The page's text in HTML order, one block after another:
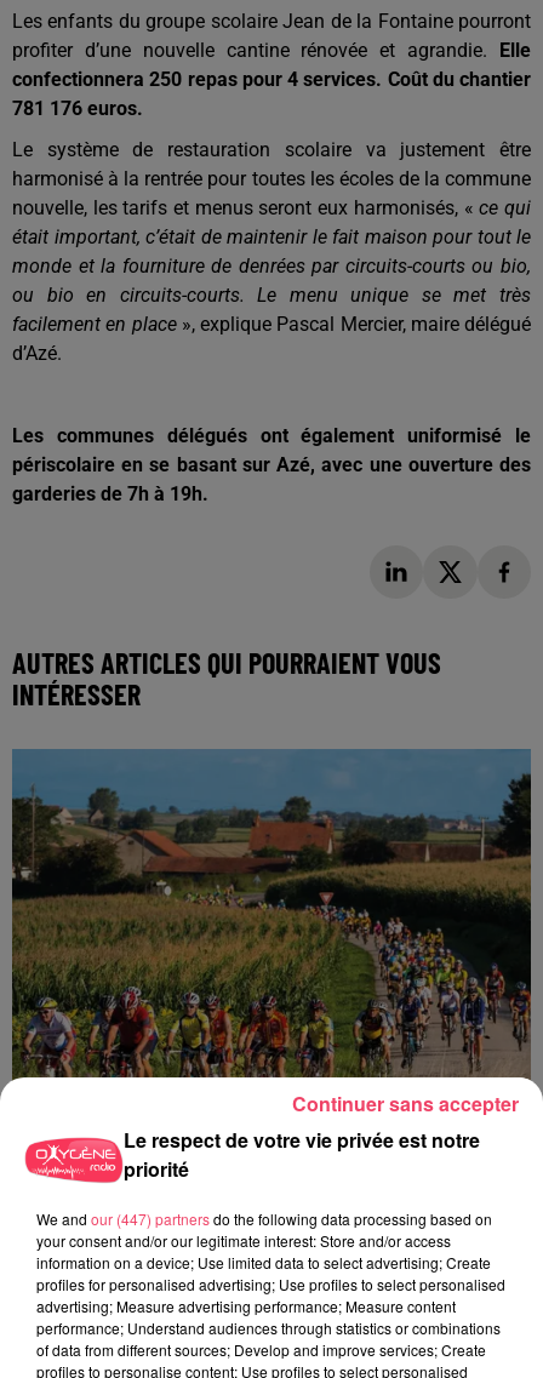
Les enfants du groupe scolaire Jean de la Fontaine pourront
profiter d’une nouvelle cantine rénovée et agrandie. Elle
confectionnera 250 repas pour 4 services. Coût du chantier
781 176 euros.
Le système de restauration scolaire va justement être
harmonisé à la rentrée pour toutes les écoles de la commune
nouvelle, les tarifs et menus seront eux harmonisés, «ce qui
était important, c’était de maintenir le fait maison pour tout le
monde et la fourniture de denrées par circuits-courts ou bio,
ou bio en circuits-courts. Le menu unique se met très
facilement en place », explique Pascal Mercier, maire délégué
d’Azé.
Les communes délégués ont également uniformisé le
périscolaire en se basant sur Azé, avec une ouverture des
garderies de 7h à 19h.
AUTRES ARTICLES QUI POURRAIENT VOUS
INTÉRESSER
4 août 2026
HAUT-ANJOU. QUI SONT CES CENTAINES DE CYCLISTES SUR LES
ROUTES DE...
Le respect de votre vie privée est notre
priorité
We and our (447) partnersdo the following data processing based on
your consent and/or our legitimate interest: Store and/or access
information on a device; Use limited data to select advertising; Create
profiles for personalised advertising; Use profiles to select personalised
advertising; Measure advertising performance; Measure content
performance; Understand audiences through statistics or combinations
of data from different sources; Develop and improve services; Create
profiles to personalise content; Use profiles to select personalised
Continuer sans accepter